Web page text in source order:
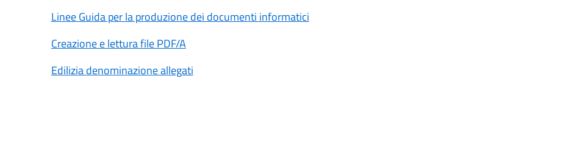
Linee Guida per la produzione dei documenti informatici
Creazione e lettura file PDF/A
Edilizia denominazione allegati